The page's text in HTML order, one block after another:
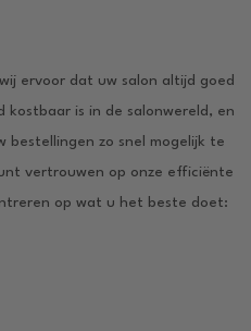
ervoor dat uw salon altijd goed
is in de salonwereld, en
bestellingen zo snel mogelijk te
vertrouwen op onze efficiënte
op wat u het beste doet: